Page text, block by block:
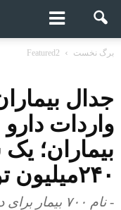
برگ نخست Featured2
جدال
واردات
بیماران؛
۲۴۰میلیون تومان!
- نام ۷۰۰